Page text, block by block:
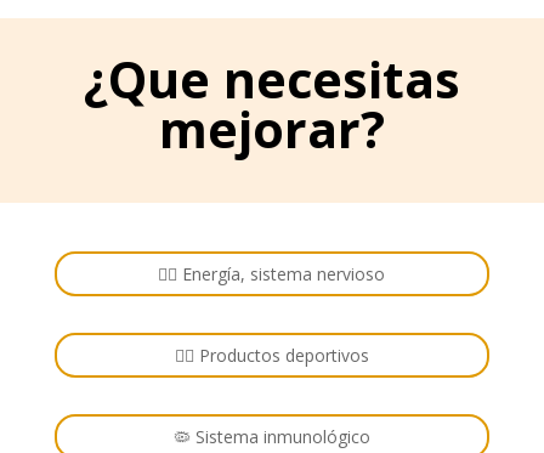
¿Que necesitas
mejorar?
🏋️‍♂️ Energía, sistema nervioso
🚴‍♂️ Productos deportivos
🦠 Sistema inmunológico